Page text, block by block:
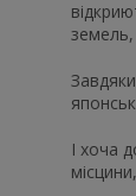
І хоча